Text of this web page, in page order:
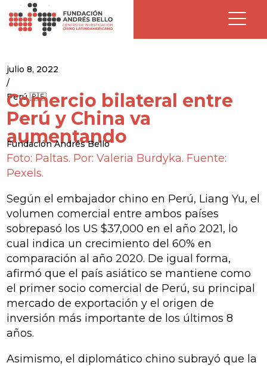
julio 8, 2022
/
Perú 🇵🇪
Comercio bilateral entre
Perú y China va
aumentando
Fundación Andrés Bello
Foto: Paltas. Por: Valeria Burdyka. Fuente:
Pexels.
Según el embajador chino en Perú, Liang Yu, el
volumen comercial entre ambos países
sobrepasó los US $37,000 en el año 2021, lo
cual indica un crecimiento del 60% en
comparación al año 2020. De igual forma,
afirmó que el país asiático se mantiene como
el primer socio comercial de Perú, su principal
mercado de exportación y el origen de
inversión más importante de los últimos 8
años.
Asimismo, el diplomático chino subrayó que la